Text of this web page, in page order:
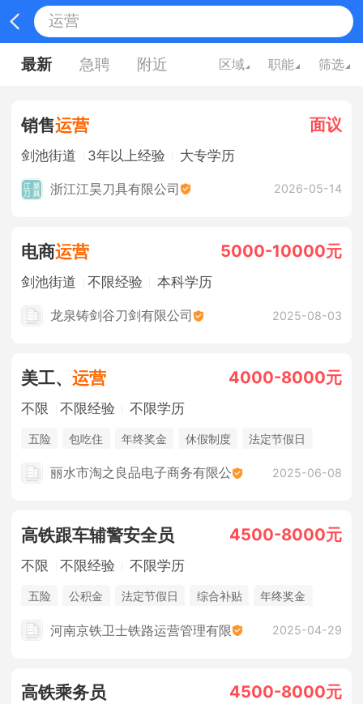
最新 急聘 附近 区域 职能 筛选
销售运营 面议
剑池街道 3年以上经验 大专学历
浙江江昊刀具有限公司 2026-05-14
电商运营 5000-10000元
剑池街道 不限经验 本科学历
龙泉铸剑谷刀剑有限公司 2025-08-03
美工、运营 4000-8000元
不限 不限经验 不限学历
五险 包吃住 年终奖金 休假制度 法定节假日
丽水市淘之良品电子商务有限公 2025-06-08
高铁跟车辅警安全员 4500-8000元
不限 不限经验 不限学历
五险 公积金 法定节假日 综合补贴
年终奖金
河南京铁卫士铁路运营管理有限 2025-04-29
高铁乘务员 4500-8000元